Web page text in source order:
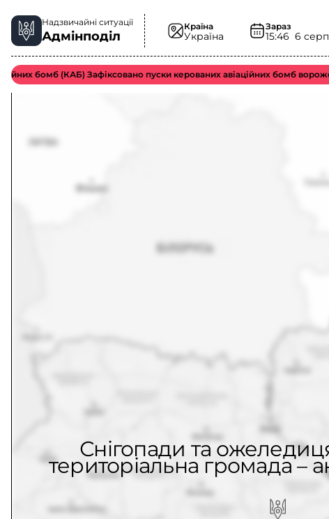
Надзвичайні ситуації
Адмінподіл
Країна
Україна
Зараз
15:46 6
бомб (КАБ) Зафіксовано пуски керованих авіаційних бомб ворожою
Снігопади та
територіальна громада –